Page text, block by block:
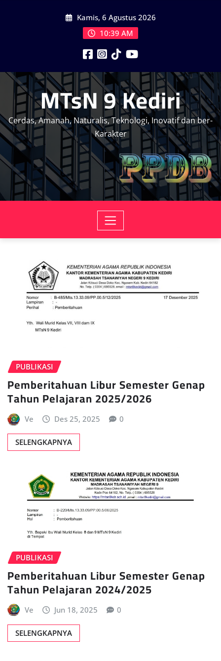
Kamis, 6 Agustus 2026
10:39 AM
MTsN 9 Kediri
Cerdas, Amanah, Naturalis, Teknologi, Inovatif dan ber-
Karakter
PUBLIKASI
Pemberitahuan Libur Semester Genap
Tahun Pelajaran 2025/2026
Ve Des 25, 2025 0
SELENGKAPNYA
PUBLIKASI
Pemberitahuan Libur Semester Genap
Tahun Pelajaran 2024/2025
Ve Jun 18, 2025 0
SELENGKAPNYA